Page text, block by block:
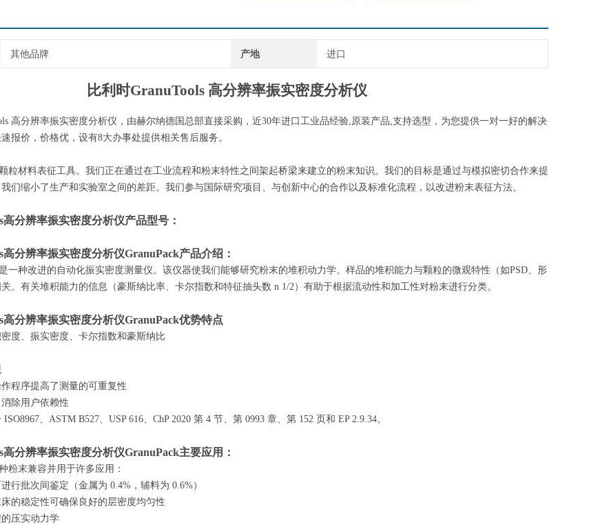
其他品牌 产地 进口
比利时GranuTools 高分辨率振实密度分析仪
高分辨率振实密度分析仪 ，由赫尔纳德国 总部直接采购，近30年进口工业品经验,原装产品,支持选型，为您提供一对一好的解决
报价，价格优，设有8大办事处提供相关售后服务。
粒材料表征工具。我们正在通过在工业流程和粉末特性之间架起桥梁来建立的粉末知识。我们的目标是通过与模拟密切合作来提
们缩小了生产和实验室之间的差距。我们参与国际研究项目、与创新中心的合作以及标准化流程，以改进粉末表征方法。
高分辨率振实密度分析仪产品型号：
高分辨率振实密度分析仪GranuPack产品介绍：
是一种改进的自动化振实密度测量仪。该仪器使我们能够研究粉末的堆积动力学。样品的堆积能力与颗粒的微观特性（如PSD、形
。有关堆积能力的信息（豪斯纳比率、卡尔指数和特征抽头数 n 1/2）有助于根据流动性和加工性对粉末进行分类。
高分辨率振实密度分析仪GranuPack优势特点
度、振实密度、卡尔指数和豪斯纳比
程序提高了测量的可重复性
除用户依赖性
ISO8967、ASTM B527、USP 616、ChP 2020 第 4 节、第 0993 章、第 152 页和 EP 2.9.34。
高分辨率振实密度分析仪GranuPack主要应用：
粉末兼容并用于许多应用：
行批次间鉴定（金属为 0.4%，辅料为 0.6%）
的稳定性可确保良好的层密度均匀性
压实动力学